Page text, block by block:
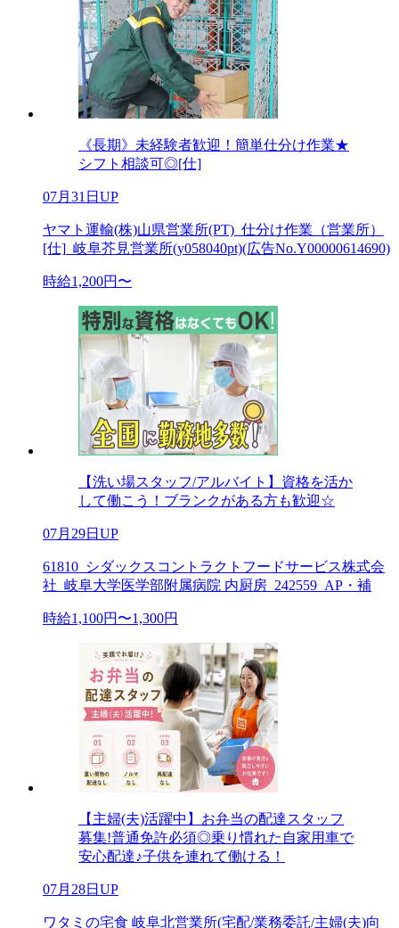
《長期》未経験者歓迎！簡単仕分け作業★
シフト相談可◎[仕]
07月31日UP
ヤマト運輸(株)山県営業所(PT)_仕分け作業（営業所）
[仕]_岐阜芥見営業所(y058040pt)(広告No.Y00000614690)
時給1,200円〜
【洗い場スタッフ/アルバイト】資格を活か
して働こう！ブランクがある方も歓迎☆
07月29日UP
61810_シダックスコントラクトフードサービス株式会
社_岐阜大学医学部附属病院 内厨房_242559_AP・補
時給1,100円〜1,300円
【主婦(夫)活躍中】お弁当の配達スタッフ
募集!普通免許必須◎乗り慣れた自家用車で
安心配達♪子供を連れて働ける！
07月28日UP
ワタミの宅食 岐阜北営業所(宅配/業務委託/主婦(夫)向